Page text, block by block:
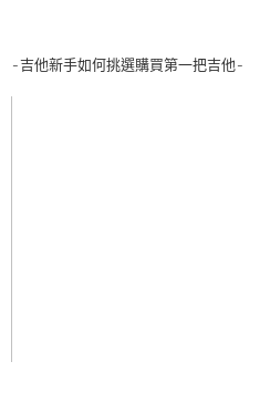
-吉他新手如何挑選購買第一把吉他-